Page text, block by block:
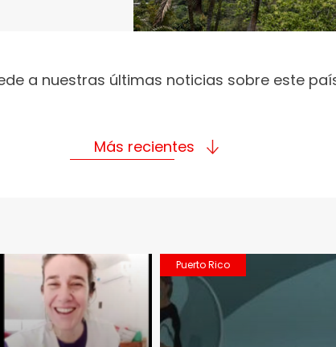
a nuestras últimas noticias sobre este
Más recientes
Puerto Rico